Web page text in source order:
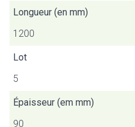
Longueur (en mm)
1200
Lot
5
Épaisseur (em mm)
90